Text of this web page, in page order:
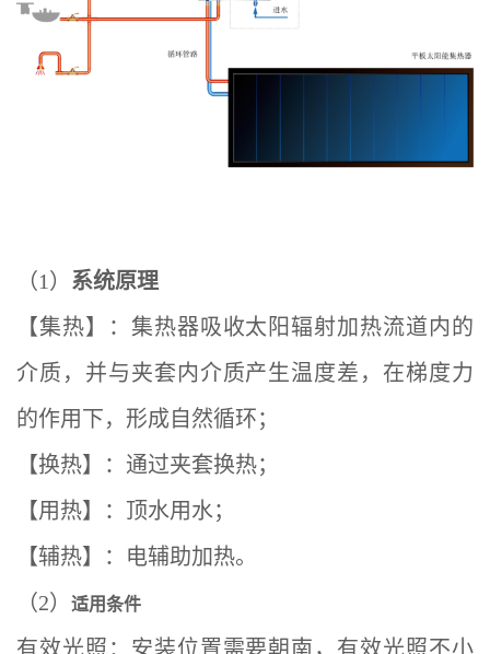
（1） 系统原理
【集热】：集热器吸收太阳辐射加热流道内的
介质，并与夹套内介质产生温度差，在梯度力
的作用下，形成自然循环；
【换热】：通过夹套换热；
【用热】：顶水用水；
【辅热】：电辅助加热。
（2）
适用条件
有效光照：安装位置需要朝南，有效光照不小